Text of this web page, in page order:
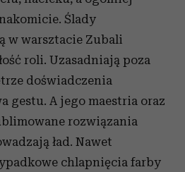
Ślady
w warsztacie Zubali
roli. Uzasadniają poza
doświadczenia
gestu. A jego maestria oraz
rozwiązania
ład. Nawet
chlapnięcia farby